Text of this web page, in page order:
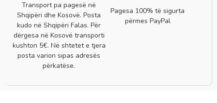
Transport pa pagesë në
Shqipëri dhe Kosovë. Posta
kudo në Shqipëri Falas. Për
dërgesa në Kosovë transporti
kushton 5€. Në shtetet e tjera
posta varion sipas adresës
përkatëse.
Pagesa 100% të sigurta
përmes PayPal